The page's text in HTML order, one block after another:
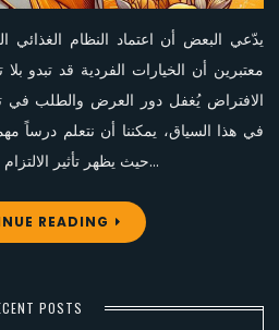
تجربة
الصيام
المسيحي
يدّعي البعض أن اعتماد النظام الغذائي
معتبرين أن الخيارات الفردية قد تبدو
الافتراض يُغفل دور العرض والطلب في
في هذا السياق، يمكننا أن نتعلم درساً
حيث يظهر تأثير الالتزام الجماعي بشكل واضح من خلال…
READING
POSTS